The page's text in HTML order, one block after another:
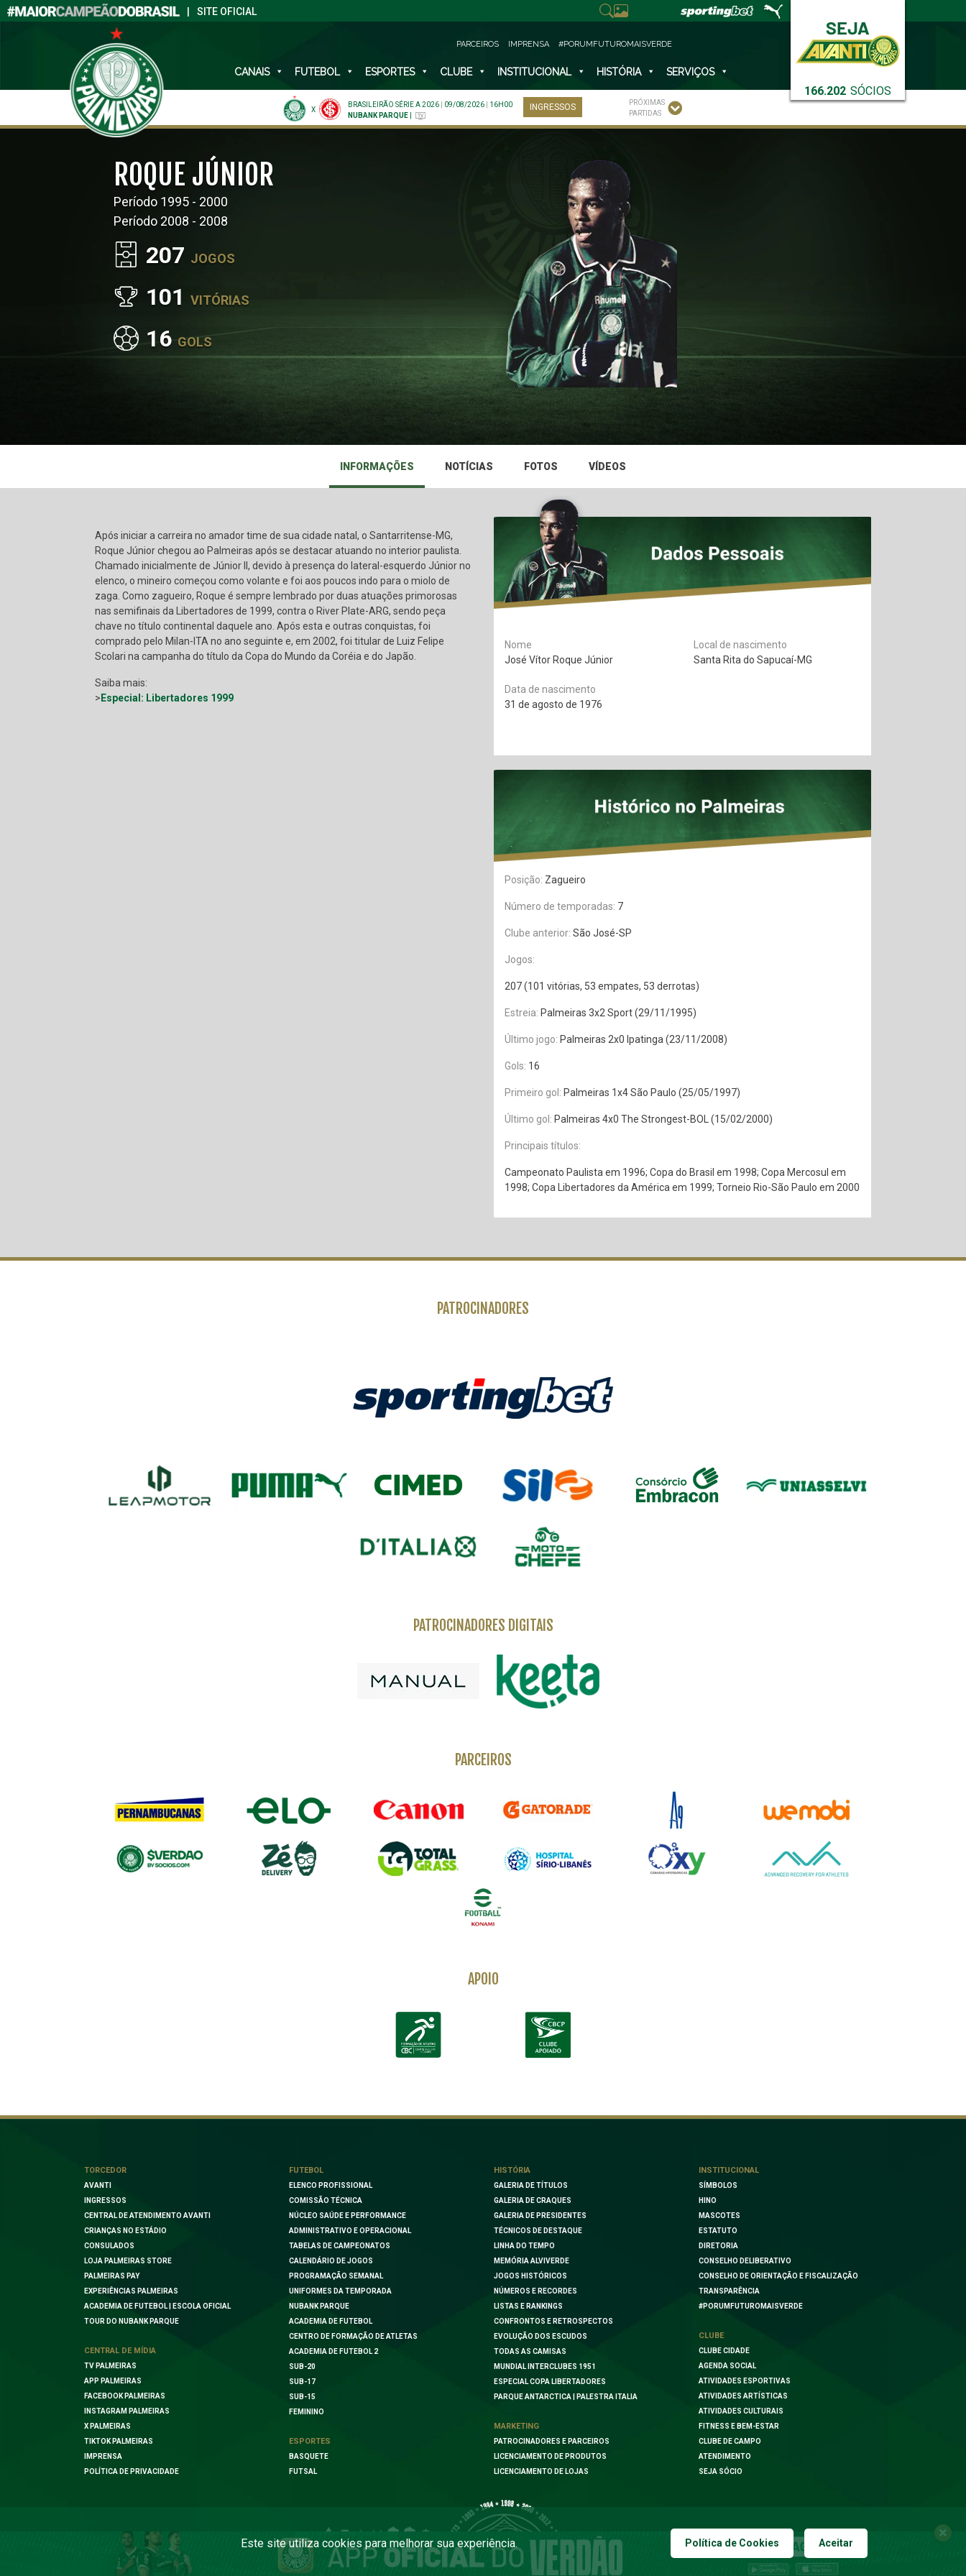
SITE OFICIAL
166.202 SÓCIOS
PARCEIROS IMPRENSA #PORUMFUTUROMAISVERDE
CANAIS FUTEBOL ESPORTES CLUBE INSTITUCIONAL HISTÓRIA SERVIÇOS
X
BRASILEIRÃO SÉRIE A 2026 09/08/2026
16H00
NUBANK PARQUE
INGRESSOS
PRÓXIMAS
PARTIDAS
ROQUE JÚNIOR
Período 1995 - 2000
Período 2008 - 2008
207 JOGOS
101VITÓRIAS
16 GOLS
INFORMAÇÕES NOTÍCIAS FOTOS VÍDEOS
Após iniciar a carreira no amador time de sua cidade natal, o Santarritense-MG,
Roque Júnior chegou ao Palmeiras após se destacar atuando no interior paulista.
Chamado inicialmente de Júnior II, devido à presença do lateral-esquerdo Júnior no
elenco, o mineiro começou como volante e foi aos poucos indo para o miolo de
zaga. Como zagueiro, Roque é sempre lembrado por duas atuações primorosas
nas semifinais da Libertadores de 1999, contra o River Plate-ARG, sendo peça
chave no título continental daquele ano. Após esta e outras conquistas, foi
comprado pelo Milan-ITA no ano seguinte e, em 2002, foi titular de Luiz Felipe
Scolari na campanha do título da Copa do Mundo da Coréia e do Japão.
Saiba mais:
> Especial: Libertadores 1999
Nome
José Vítor Roque Júnior
Data de nascimento
31 de agosto de 1976
Local de nascimento
Santa Rita do Sapucaí-MG
Posição: Zagueiro
Número de temporadas: 7
Clube anterior: São José-SP
Jogos:
207 (101 vitórias, 53 empates, 53 derrotas)
Estreia: Palmeiras 3x2 Sport (29/11/1995)
Último jogo: Palmeiras 2x0 Ipatinga (23/11/2008)
Gols: 16
Primeiro gol: Palmeiras 1x4 São Paulo (25/05/1997)
Último gol: Palmeiras 4x0 The Strongest-BOL (15/02/2000)
Principais títulos:
Campeonato Paulista em 1996; Copa do Brasil em 1998; Copa Mercosul em
1998; Copa Libertadores da América em 1999; Torneio Rio-São Paulo em 2000
PATROCINADORES
PATROCINADORES DIGITAIS
PARCEIROS
APOIO
TORCEDOR
AVANTI
INGRESSOS
CENTRAL DE ATENDIMENTO AVANTI
CRIANÇAS NO ESTÁDIO
CONSULADOS
LOJA PALMEIRAS STORE
PALMEIRAS PAY
EXPERIÊNCIAS PALMEIRAS
ACADEMIA DE FUTEBOL | ESCOLA OFICIAL
TOUR DO NUBANK PARQUE
CENTRAL DE MÍDIA
TV PALMEIRAS
APP PALMEIRAS
FACEBOOK PALMEIRAS
INSTAGRAM PALMEIRAS
X PALMEIRAS
TIKTOK PALMEIRAS
IMPRENSA
POLÍTICA DE PRIVACIDADE
FUTEBOL
ELENCO PROFISSIONAL
COMISSÃO TÉCNICA
NÚCLEO SAÚDE E PERFORMANCE
ADMINISTRATIVO E OPERACIONAL
TABELAS DE CAMPEONATOS
CALENDÁRIO DE JOGOS
PROGRAMAÇÃO SEMANAL
UNIFORMES DA TEMPORADA
NUBANK PARQUE
ACADEMIA DE FUTEBOL
CENTRO DE FORMAÇÃO DE ATLETAS
ACADEMIA DE FUTEBOL 2
SUB-20
SUB-17
SUB-15
FEMININO
ESPORTES
BASQUETE
FUTSAL
HISTÓRIA
GALERIA DE TÍTULOS
GALERIA DE CRAQUES
GALERIA DE PRESIDENTES
TÉCNICOS DE DESTAQUE
LINHA DO TEMPO
MEMÓRIA ALVIVERDE
JOGOS HISTÓRICOS
NÚMEROS E RECORDES
LISTAS E RANKINGS
CONFRONTOS E RETROSPECTOS
EVOLUÇÃO DOS ESCUDOS
TODAS AS CAMISAS
MUNDIAL INTERCLUBES 1951
ESPECIAL COPA LIBERTADORES
PARQUE ANTARCTICA | PALESTRA ITALIA
MARKETING
PATROCINADORES E PARCEIROS
LICENCIAMENTO DE PRODUTOS
LICENCIAMENTO DE LOJAS
INSTITUCIONAL
SÍMBOLOS
HINO
MASCOTES
ESTATUTO
DIRETORIA
CONSELHO DELIBERATIVO
CONSELHO DE ORIENTAÇÃO E FISCALIZAÇÃO
TRANSPARÊNCIA
#PORUMFUTUROMAISVERDE
CLUBE
CLUBE CIDADE
AGENDA SOCIAL
ATIVIDADES ESPORTIVAS
ATIVIDADES ARTÍSTICAS
ATIVIDADES CULTURAIS
FITNESS E BEM-ESTAR
CLUBE DE CAMPO
ATENDIMENTO
SEJA SÓCIO
Este site utiliza cookies para melhorar sua experiência. Política de Cookies Aceitar